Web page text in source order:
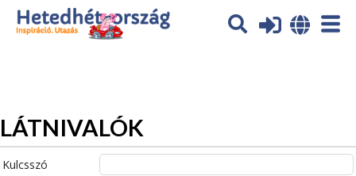
Az oldal sütiket (cookies) használ. További tájékoztatás itt:
Adatvédelmi tájékoztató
LÁTNIVALÓK
Kulcsszó